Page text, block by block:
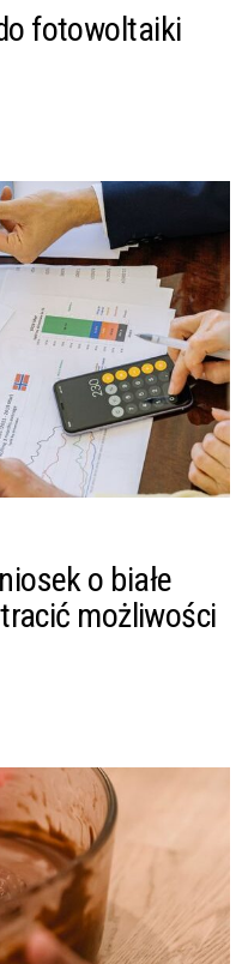
fotowoltaiki
o białe
możliwości